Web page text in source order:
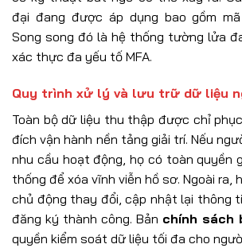
đại đang được áp dụng bao gồm mã
Song song đó là hệ thống tường lửa
xác thực đa yếu tố MFA.
Quy trình xử lý và lưu trữ dữ liệu
Toàn bộ dữ liệu thu thập được chỉ
đích vận hành nền tảng giải trí. Nếu
nhu cầu hoạt động, họ có toàn quyền
thống để xóa vĩnh viễn hồ sơ. Ngoài ra,
chủ động thay đổi, cập nhật lại thông
đăng ký thành công. Bản chính sách
quyền kiểm soát dữ liệu tối đa cho